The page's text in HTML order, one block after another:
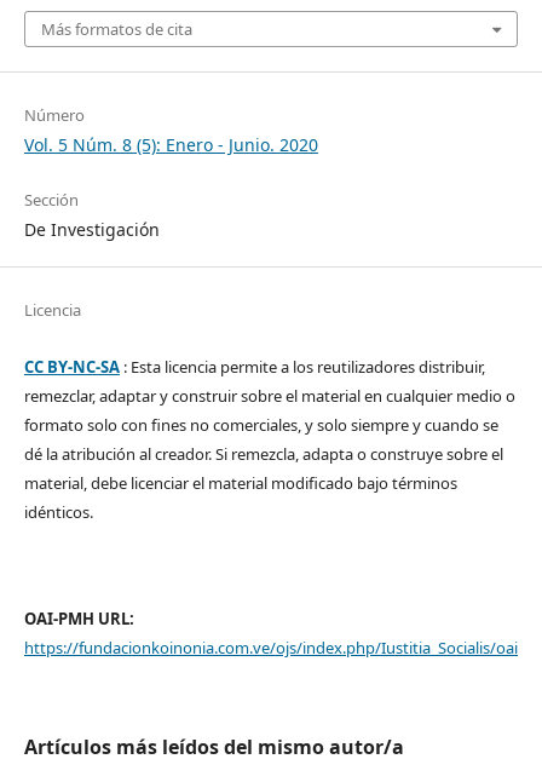
Más formatos de cita
Número
Vol. 5 Núm. 8 (5): Enero - Junio. 2020
Sección
De Investigación
Licencia
CC BY-NC-SA: Esta licencia permite a los reutilizadores distribuir,
remezclar, adaptar y construir sobre el material en cualquier medio o
formato solo con fines no comerciales, y solo siempre y cuando se
dé la atribución al creador. Si remezcla, adapta o construye sobre el
material, debe licenciar el material modificado bajo términos
idénticos.
OAI-PMH URL:
https://fundacionkoinonia.com.ve/ojs/index.php/Iustitia_Socialis/oai
Artículos más leídos del mismo autor/a